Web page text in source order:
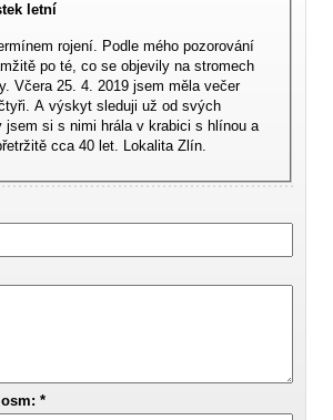
letní
rojení. Podle mého pozorování
po té, co se objevily na stromech
Včera 25. 4. 2019 jsem měla večer
A výskyt sleduji už od svých
jsem si s nimi hrála v krabici s hlínou a
cca 40 let. Lokalita Zlín.
*